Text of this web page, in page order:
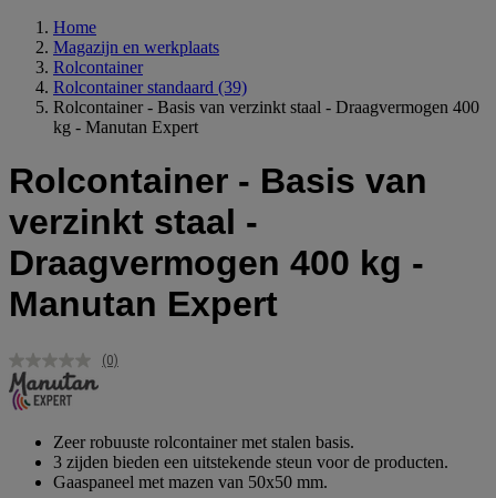
Home
Magazijn en werkplaats
Rolcontainer
Rolcontainer standaard (39)
Rolcontainer - Basis van verzinkt staal - Draagvermogen 400
kg - Manutan Expert
Rolcontainer - Basis van
verzinkt staal -
Draagvermogen 400 kg -
Manutan Expert
Geen
(0)
Zeer robuuste rolcontainer met stalen basis.
3 zijden bieden een uitstekende steun voor de producten.
Gaaspaneel met mazen van 50x50 mm.